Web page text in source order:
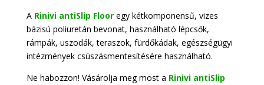
A Rinivi antiSlip Flooregy kétkomponensű, vizes
bázisú poliuretán bevonat, használható lépcsők,
rámpák, uszodák, teraszok, fürdőkádak, egészségügyi
intézmények csúszásmentesítésére használható.
Ne habozzon! Vásárolja meg most a Rinivi antiSlip